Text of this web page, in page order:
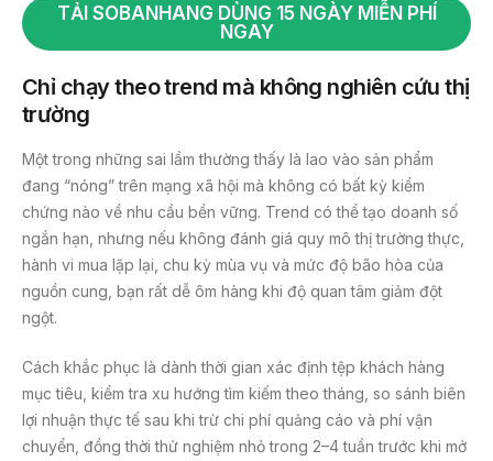
TẢI SOBANHANG DÙNG 15 NGÀY MIỄN PHÍ
NGAY
Chỉ chạy theo trend mà không nghiên cứu thị
trường
Một trong những sai lầm thường thấy là lao vào sản phẩm
đang “nóng” trên mạng xã hội mà không có bất kỳ kiểm
chứng nào về nhu cầu bền vững. Trend có thể tạo doanh số
ngắn hạn, nhưng nếu không đánh giá quy mô thị trường thực,
hành vi mua lặp lại, chu kỳ mùa vụ và mức độ bão hòa của
nguồn cung, bạn rất dễ ôm hàng khi độ quan tâm giảm đột
ngột.
Cách khắc phục là dành thời gian xác định tệp khách hàng
mục tiêu, kiểm tra xu hướng tìm kiếm theo tháng, so sánh biên
lợi nhuận thực tế sau khi trừ chi phí quảng cáo và phí vận
chuyển, đồng thời thử nghiệm nhỏ trong 2–4 tuần trước khi mở